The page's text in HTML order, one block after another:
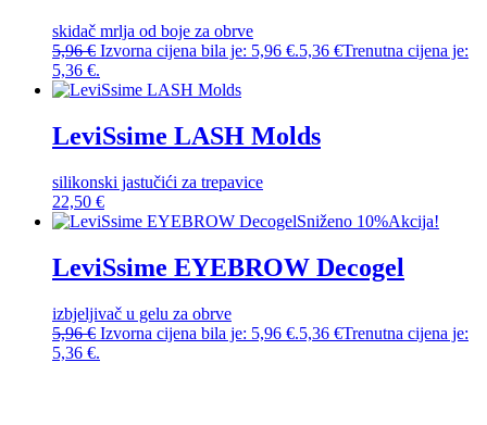
skidač mrlja od boje za obrve
5,96€ Izvorna cijena bila je: 5,96 €.5,36 €Trenutna cijena je:
5,36 €.
LeviSsime LASH Molds
silikonski jastučići za trepavice
22,50 €
Sniženo 10%Akcija!
LeviSsime EYEBROW Decogel
izbjeljivač u gelu za obrve
5,96€ Izvorna cijena bila je: 5,96 €.5,36 €Trenutna cijena je:
5,36 €.